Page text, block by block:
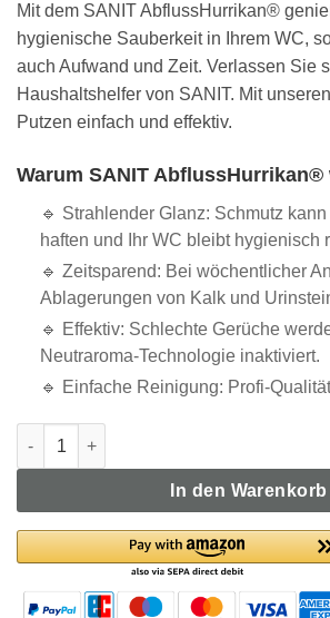
Mit dem SANIT AbflussHurrikan®
hygienische Sauberkeit in Ihrem WC,
auch Aufwand und Zeit. Verlassen Sie
Haushaltshelfer von SANIT. Mit
Putzen einfach und effektiv.
Warum SANIT AbflussHurrikan®
🔹 Strahlender Glanz: Schmutz kann
haften und Ihr WC bleibt hygienisch
🔹 Zeitsparend: Bei wöchentlicher
Ablagerungen von Kalk und
🔹 Effektiv: Schlechte Gerüche
Neutraroma-Technologie inaktiviert.
🔹 Einfache Reinigung: Profi-
SANIT AbflussHurrikan® - 1.000 g Eimer
In den Warenkorb